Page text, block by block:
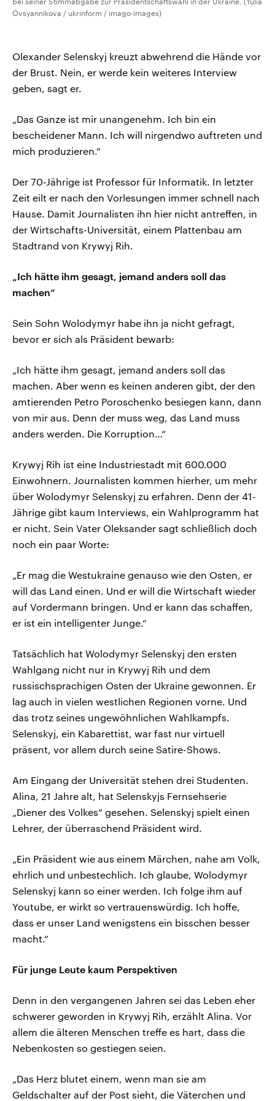
Ovsyannikova / ukrinform / imago-images)
Olexander Selenskyj kreuzt abwehrend die Hände vor
der Brust. Nein, er werde kein weiteres Interview
geben, sagt er.
„Das Ganze ist mir unangenehm. Ich bin ein
bescheidener Mann. Ich will nirgendwo auftreten und
mich produzieren.“
Der 70-Jährige ist Professor für Informatik. In letzter
Zeit eilt er nach den Vorlesungen immer schnell nach
Hause. Damit Journalisten ihn hier nicht antreffen, in
der Wirtschafts-Universität, einem Plattenbau am
Stadtrand von Krywyj Rih.
„Ich hätte ihm gesagt, jemand anders soll das
machen“
Sein Sohn Wolodymyr habe ihn ja nicht gefragt,
bevor er sich als Präsident bewarb:
„Ich hätte ihm gesagt, jemand anders soll das
machen. Aber wenn es keinen anderen gibt, der den
amtierenden Petro Poroschenko besiegen kann, dann
von mir aus. Denn der muss weg, das Land muss
anders werden. Die Korruption…“
Krywyj Rih ist eine Industriestadt mit 600.000
Einwohnern. Journalisten kommen hierher, um mehr
über Wolodymyr Selenskyj zu erfahren. Denn der 41-
Jährige gibt kaum Interviews, ein Wahlprogramm hat
er nicht. Sein Vater Oleksander sagt schließlich doch
noch ein paar Worte:
„Er mag die Westukraine genauso wie den Osten, er
will das Land einen. Und er will die Wirtschaft wieder
auf Vordermann bringen. Und er kann das schaffen,
er ist ein intelligenter Junge.“
Tatsächlich hat Wolodymyr Selenskyj den ersten
Wahlgang nicht nur in Krywyj Rih und dem
russischsprachigen Osten der Ukraine gewonnen. Er
lag auch in vielen westlichen Regionen vorne. Und
das trotz seines ungewöhnlichen Wahlkampfs.
Selenskyj, ein Kabarettist, war fast nur virtuell
präsent, vor allem durch seine Satire-Shows.
Am Eingang der Universität stehen drei Studenten.
Alina, 21 Jahre alt, hat Selenskyjs Fernsehserie
„Diener des Volkes“ gesehen. Selenskyj spielt einen
Lehrer, der überraschend Präsident wird.
„Ein Präsident wie aus einem Märchen, nahe am Volk,
ehrlich und unbestechlich. Ich glaube, Wolodymyr
Selenskyj kann so einer werden. Ich folge ihm auf
Youtube, er wirkt so vertrauenswürdig. Ich hoffe,
dass er unser Land wenigstens ein bisschen besser
macht.“
Für junge Leute kaum Perspektiven
Denn in den vergangenen Jahren sei das Leben eher
schwerer geworden in Krywyj Rih, erzählt Alina. Vor
allem die älteren Menschen treffe es hart, dass die
Nebenkosten so gestiegen seien.
„Das Herz blutet einem, wenn man sie am
Geldschalter auf der Post sieht, die Väterchen und